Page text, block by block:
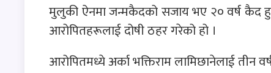
मुलुकी ऐनमा जन्मकैदको सजाय भए २० वर्ष कैद
आरोपितहरूलाई दोषी ठहर गरेको हो ।
आरोपितमध्ये अर्का भक्तिराम लामिछानेलाई तीन